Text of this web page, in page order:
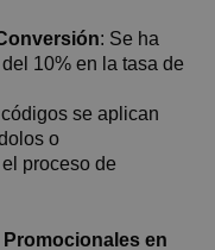
: Se ha
10% en la tasa de
se aplican
o
proceso de
en